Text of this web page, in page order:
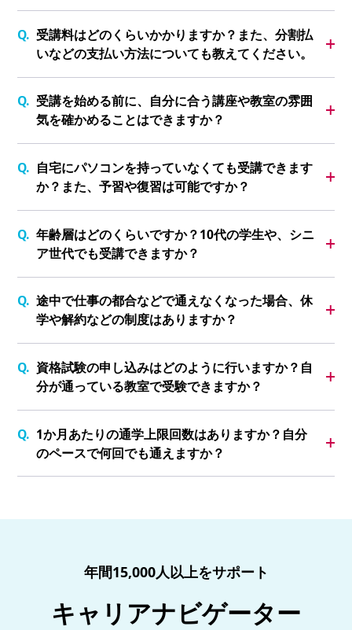
受講料はどのくらいかかりますか？また、分割払
いなどの支払い方法についても教えてください。
受講を始める前に、自分に合う講座や教室の雰囲
気を確かめることはできますか？
自宅にパソコンを持っていなくても受講できます
か？また、予習や復習は可能ですか？
年齢層はどのくらいですか？10代の学生や、シニ
ア世代でも受講できますか？
途中で仕事の都合などで通えなくなった場合、休
学や解約などの制度はありますか？
資格試験の申し込みはどのように行いますか？自
分が通っている教室で受験できますか？
1か月あたりの通学上限回数はありますか？自分
のペースで何回でも通えますか？
年間15,000人以上をサポート
キャリアナビゲーター